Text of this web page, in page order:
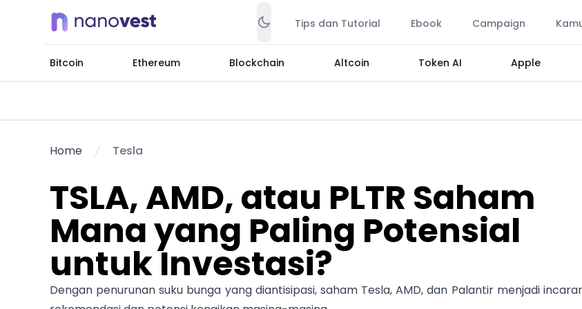
Tips dan Tutorial Ebook Campaign
Bitcoin Ethereum Blockchain Altcoin Token AI Apple
Home Tesla
TSLA, AMD, atau PLTR Saham
Mana yang Paling Potensial
untuk Investasi?
Dengan penurunan suku bunga yang diantisipasi, saham Tesla, AMD, dan Palantir menjadi